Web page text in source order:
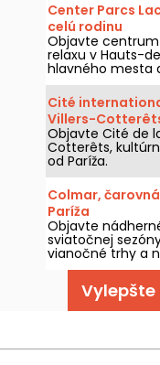
Center Parcs
celú rodinu
Objavte centrum
relaxu v Hauts-
hlavného mesta
Cité
Villers-
Objavte Cité de
Cotterêts,
od Paríža.
Colmar,
Paríža
Objavte
sviatočnej
vianočné trhy a
otvorený v roku